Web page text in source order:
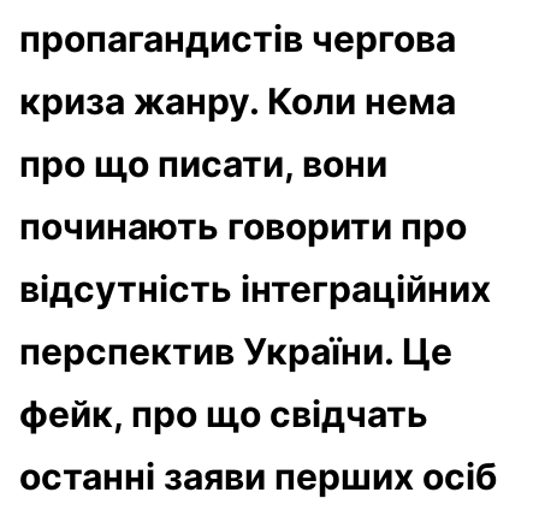
пропагандистів чергова
криза жанру. Коли нема
про що писати, вони
починають говорити про
відсутність інтеграційних
перспектив України. Це
фейк, про що свідчать
останні заяви перших осіб